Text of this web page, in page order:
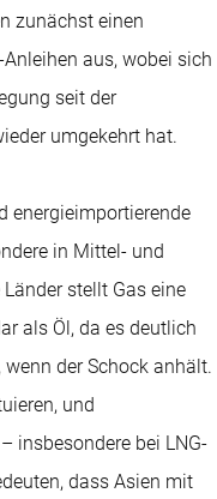
zunächst einen
aus, wobei sich
seit der
umgekehrt hat.
energieimportierende
in Mittel- und
Länder stellt Gas eine
als Öl, da es deutlich
der Schock anhält.
und
insbesondere bei LNG-
dass Asien mit